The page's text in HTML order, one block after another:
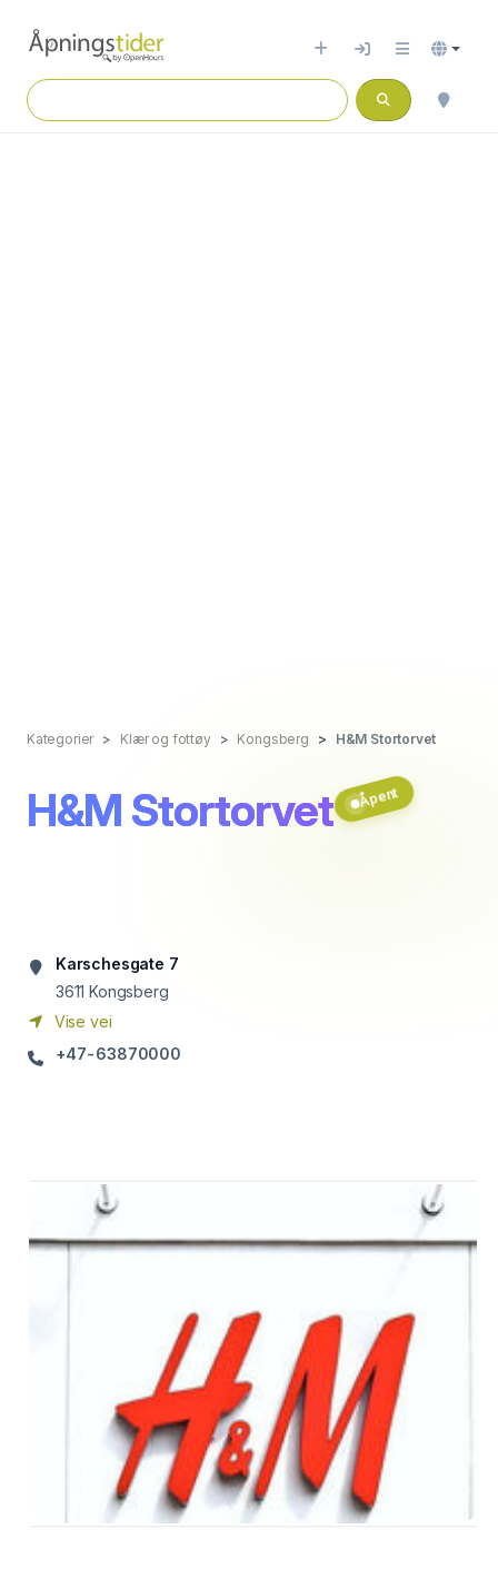
Kategorier Klær og fottøy Kongsberg H&M Stortorvet
H&M Stortorvet Åpent
Karschesgate 7
3611 Kongsberg
Vise vei
+47-63870000